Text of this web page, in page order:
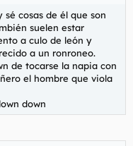
sé cosas de él que son
suelen estar
a culo de león y
a un ronroneo.
de tocarse la napia con
el hombre que viola
down